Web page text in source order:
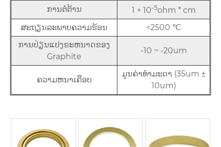
ການຕໍ່ຕ້ານ
1 × 10-5ohm * cm
ສະຖຽນລະພາບຄວາມຮ້ອນ
<2500 ℃
ການປ່ຽນແປງຂະຫນາດຂອງ
Graphite
-10 ~ -20um
ຄວາມຫນາເຄືອບ
ມູນຄ່າທໍາມະດາ (35um ±
10um)